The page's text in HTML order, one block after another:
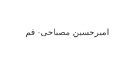
امیرحسین مصباحی‌- قم